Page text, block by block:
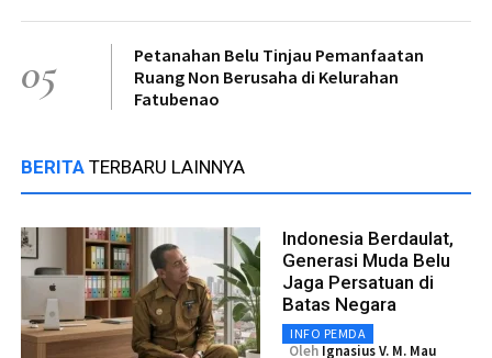
05
Petanahan Belu Tinjau Pemanfaatan
Ruang Non Berusaha di Kelurahan
Fatubenao
BERITA TERBARU LAINNYA
Indonesia Berdaulat,
Generasi Muda Belu
Jaga Persatuan di
Batas Negara
INFO PEMDA
Oleh Ignasius V. M. Mau